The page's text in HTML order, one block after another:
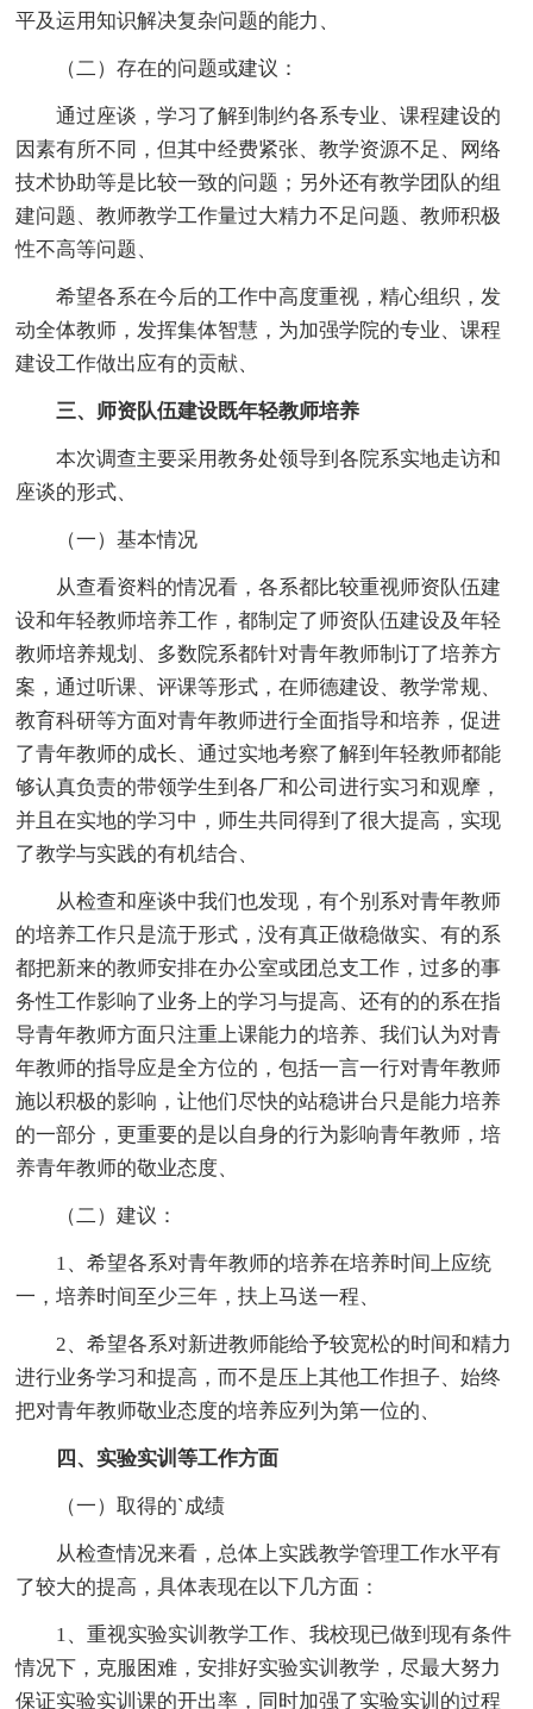
平及运用知识解决复杂问题的能力、
（二）存在的问题或建议：
通过座谈，学习了解到制约各系专业、课程建设的
因素有所不同，但其中经费紧张、教学资源不足、网络
技术协助等是比较一致的问题；另外还有教学团队的组
建问题、教师教学工作量过大精力不足问题、教师积极
性不高等问题、
希望各系在今后的工作中高度重视，精心组织，发
动全体教师，发挥集体智慧，为加强学院的专业、课程
建设工作做出应有的贡献、
三、师资队伍建设既年轻教师培养
本次调查主要采用教务处领导到各院系实地走访和
座谈的形式、
（一）基本情况
从查看资料的情况看，各系都比较重视师资队伍建
设和年轻教师培养工作，都制定了师资队伍建设及年轻
教师培养规划、多数院系都针对青年教师制订了培养方
案，通过听课、评课等形式，在师德建设、教学常规、
教育科研等方面对青年教师进行全面指导和培养，促进
了青年教师的成长、通过实地考察了解到年轻教师都能
够认真负责的带领学生到各厂和公司进行实习和观摩，
并且在实地的学习中，师生共同得到了很大提高，实现
了教学与实践的有机结合、
从检查和座谈中我们也发现，有个别系对青年教师
的培养工作只是流于形式，没有真正做稳做实、有的系
都把新来的教师安排在办公室或团总支工作，过多的事
务性工作影响了业务上的学习与提高、还有的的系在指
导青年教师方面只注重上课能力的培养、我们认为对青
年教师的指导应是全方位的，包括一言一行对青年教师
施以积极的影响，让他们尽快的站稳讲台只是能力培养
的一部分，更重要的是以自身的行为影响青年教师，培
养青年教师的敬业态度、
（二）建议：
1、希望各系对青年教师的培养在培养时间上应统
一，培养时间至少三年，扶上马送一程、
2、希望各系对新进教师能给予较宽松的时间和精力
进行业务学习和提高，而不是压上其他工作担子、始终
把对青年教师敬业态度的培养应列为第一位的、
四、实验实训等工作方面
（一）取得的`成绩
从检查情况来看，总体上实践教学管理工作水平有
了较大的提高，具体表现在以下几方面：
1、重视实验实训教学工作、我校现已做到现有条件
情况下，克服困难，安排好实验实训教学，尽最大努力
保证实验实训课的开出率，同时加强了实验实训的过程